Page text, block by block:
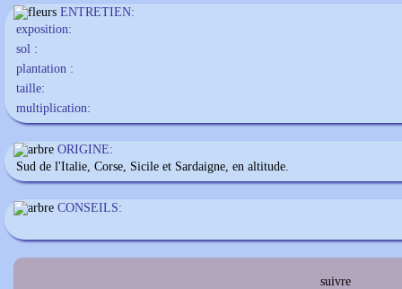
ENTRETIEN:
exposition:
sol :
plantation :
taille:
multiplication:
ORIGINE:
Sud de l'Italie, Corse, Sicile et Sardaigne, en altitude.
CONSEILS:
suivre